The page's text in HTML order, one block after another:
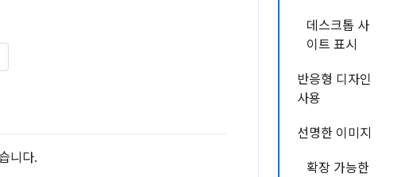
데스크톱 사
이트 표시
반응형 디자인
사용
선명한 이미지
확장 가능한
니다.